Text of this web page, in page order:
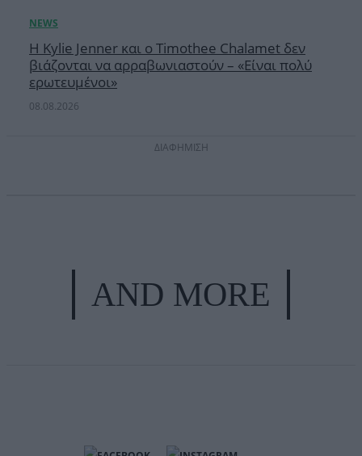
Η Kylie Jenner και ο Timothee Chalamet δεν
βιάζονται να αρραβωνιαστούν – «Είναι πολύ
ερωτευμένοι»
08.08.2026
ΔΙΑΦΗΜΙΣΗ
AND MORE